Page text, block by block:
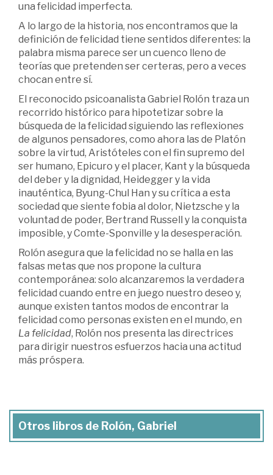
una felicidad imperfecta.
A lo largo de la historia, nos encontramos que la
definición de felicidad tiene sentidos diferentes: la
palabra misma parece ser un cuenco lleno de
teorías que pretenden ser certeras, pero a veces
chocan entre sí.
El reconocido psicoanalista Gabriel Rolón traza un
recorrido histórico para hipotetizar sobre la
búsqueda de la felicidad siguiendo las reflexiones
de algunos pensadores, como ahora las de Platón
sobre la virtud, Aristóteles con el fin supremo del
ser humano, Epicuro y el placer, Kant y la búsqueda
del deber y la dignidad, Heidegger y la vida
inauténtica, Byung-Chul Han y su crítica a esta
sociedad que siente fobia al dolor, Nietzsche y la
voluntad de poder, Bertrand Russell y la conquista
imposible, y Comte-Sponville y la desesperación.
Rolón asegura que la felicidad no se halla en las
falsas metas que nos propone la cultura
contemporánea: solo alcanzaremos la verdadera
felicidad cuando entre en juego nuestro deseo y,
aunque existen tantos modos de encontrar la
felicidad como personas existen en el mundo, en
La felicidad, Rolón nos presenta las directrices
para dirigir nuestros esfuerzos hacia una actitud
más próspera.
Otros libros de Rolón, Gabriel